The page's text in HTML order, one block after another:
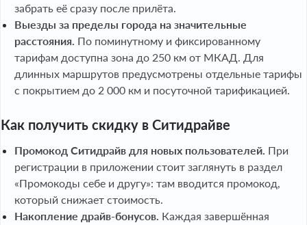
забрать её сразу после прилёта.
Выезды за пределы города на значительные
расстояния. По поминутному и фиксированному
тарифам доступна зона до 250 км от МКАД. Для
длинных маршрутов предусмотрены отдельные тарифы
с покрытием до 2 000 км и посуточной тарификацией.
Как получить скидку в Ситидрайве
Промокод Ситидрайв для новых пользователей. При
регистрации в приложении стоит заглянуть в раздел
«Промокоды себе и другу»: там вводится промокод,
который снижает стоимость.
Накопление драйв-бонусов. Каждая завершённая